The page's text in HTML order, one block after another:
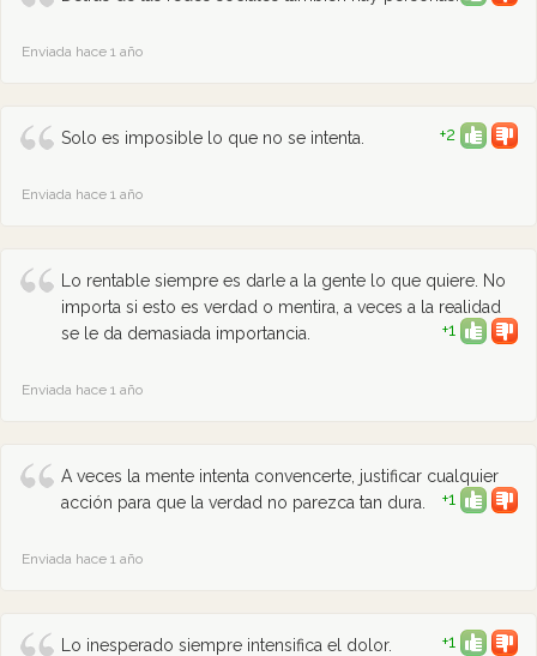
Enviada hace 1 año
Solo es imposible lo que no se intenta. +2
Enviada hace 1 año
Lo rentable siempre es darle a la gente lo que quiere. No
importa si esto es verdad o mentira, a veces a la realidad
se le da demasiada importancia.
+1
Enviada hace 1 año
A veces la mente intenta convencerte, justificar cualquier
acción para que la verdad no parezca tan dura.
+1
Enviada hace 1 año
Lo inesperado siempre intensifica el dolor. +1